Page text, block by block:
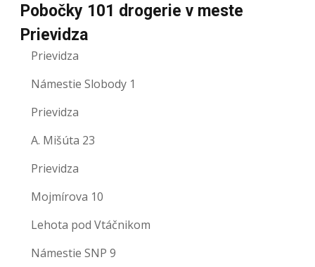
Pobočky 101 drogerie v meste
Prievidza
Prievidza
Námestie Slobody 1
Prievidza
A. Mišúta 23
Prievidza
Mojmírova 10
Lehota pod Vtáčnikom
Námestie SNP 9